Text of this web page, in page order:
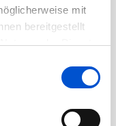
mit
bereitgestellt
der Dienste